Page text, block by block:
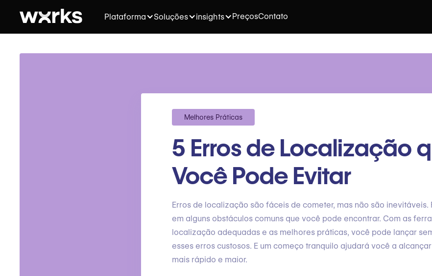
Plataforma Soluções insights PreçosContato
Melhores Práticas
5 Erros de Localização
Você Pode Evitar
Erros de localização são fáceis de cometer, mas não são inevitáveis.
em alguns obstáculos comuns que você pode encontrar. Com as
localização adequadas e as melhores práticas, você pode lançar
esses erros custosos. E um começo tranquilo ajudará você a
mais rápido e maior.